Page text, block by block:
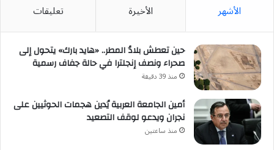
الأشهر الأخيرة تعليقات
حين تعطش بلادُ المطر.. «هايد بارك» يتحول إلى
صحراء ونصف إنجلترا في حالة جفاف رسمية
منذ 39 دقيقة
أمين الجامعة العربية يُدين هجمات الحوثيين على
نجران ويدعو لوقف التصعيد
منذ ساعتين